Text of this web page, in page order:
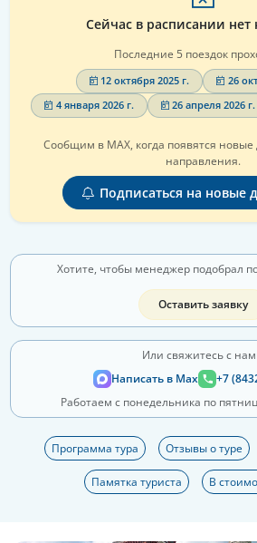
Сейчас в расписании нет
Последние 5 поездок
12 октября 2025 г.
26
4 января 2026 г.
26 апреля 2026 г.
Сообщим в MAX, когда появятся новые
направления.
Подписаться на новые
Хотите, чтобы менеджер подобрал
Оставить заявку
Или свяжитесь с
Написать в Max
+7
Работаем с понедельника по
Программа тура Отзывы о туре
Памятка туриста В